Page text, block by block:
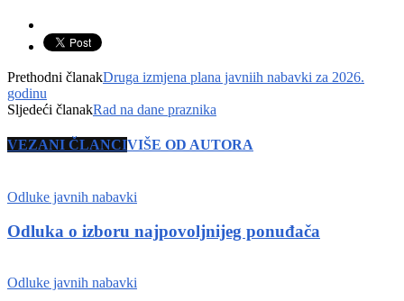
Prethodni članakDruga izmjena plana javniih nabavki za 2026.
godinu
Sljedeći članakRad na dane praznika
VEZANI ČLANCIVIŠE OD AUTORA
Odluke javnih nabavki
Odluka o izboru najpovoljnijeg ponuđača
Odluke javnih nabavki